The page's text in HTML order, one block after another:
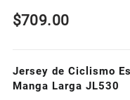
$709.00
Jersey de Ciclismo
Manga Larga JL530